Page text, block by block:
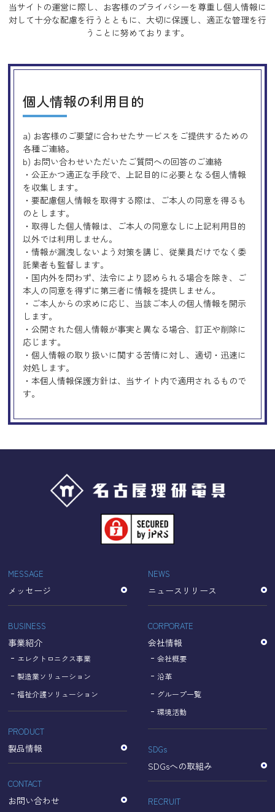
当サイトの運営に際し、お客様のプライバシーを尊重し個人情報に
対して十分な配慮を行うとともに、 大切に保護し、適正な管理を行
うことに努めております。
個人情報の利用目的
a) お客様のご要望に合わせたサービスをご提供するための
各種ご連絡。
b) お問い合わせいただいたご質問への回答のご連絡
・公正かつ適正な手段で、上記目的に必要となる個人情報
を収集します。
・要配慮個人情報を取得する際は、ご本人の同意を得るも
のとします。
・取得した個人情報は、ご本人の同意なしに上記利用目的
以外では利用しません。
・情報が漏洩しないよう対策を講じ、従業員だけでなく委
託業者も監督します。
・国内外を問わず、法令により認められる場合を除き、ご
本人の同意を得ずに第三者に情報を提供しません。
・ご本人からの求めに応じ、当該ご本人の個人情報を開示
します。
・公開された個人情報が事実と異なる場合、訂正や削除に
応じます。
・個人情報の取り扱いに関する苦情に対し、適切・迅速に
対処します。
・本個人情報保護方針は、当サイト内で適用されるもので
す。
Googleアナリティクスの使用につい
当サイトでは、より良いサービスの提供、またユーザビリ
ティの向上のため、Googleアナリティクスを使用し、当サ
イトの利用状況などのデータ収集及び解析を行っておりま
す。その際、「Cookie」を通じて、Googleがお客様のIPア
ドレスなどの情報を収集する場合がありますが、
「Cookie」で収集される情報は個人を特定できるものでは
収集されたデータはGoogleのプライバシーポリシーにおい
て管理されます。
なお、当サイトのご利用をもって、上述の方法・目的にお
いてGoogle及び当サイトが行うデータ処理に関し、お客様
【Googleのプライバシーポリシー】
https://policies.google.com/privacy?hl=ja
https://policies.google.com/technologies/partner-sites?
hl=ja
個人情報に関するお問い合わせ窓口
名古屋理研電具株式会社
TEL：052-833-1248
MESSAGE
メッセージ
BUSINESS
事業紹介
エレクトロニクス事業
製造業ソリューション
福祉介護ソリューション
PRODUCT
製品情報
CONTACT
お問い合わせ
NEWS
ニュースリリース
CORPORATE
会社情報
会社概要
沿革
グループ一覧
環境活動
SDGs
SDGsへの取組み
RECRUIT